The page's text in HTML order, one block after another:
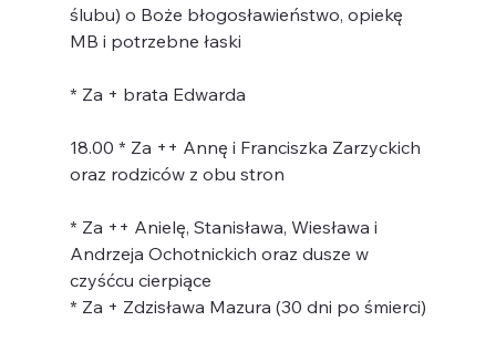
ślubu) o Boże błogosławieństwo, opiekę
MB i potrzebne łaski
* Za + brata Edwarda
18.00 * Za ++ Annę i Franciszka Zarzyckich
oraz rodziców z obu stron
* Za ++ Anielę, Stanisława, Wiesława i
Andrzeja Ochotnickich oraz dusze w
czyśćcu cierpiące
* Za + Zdzisława Mazura (30 dni po śmierci)